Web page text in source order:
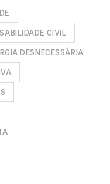
CIVIL
DESNECESSÁRIA